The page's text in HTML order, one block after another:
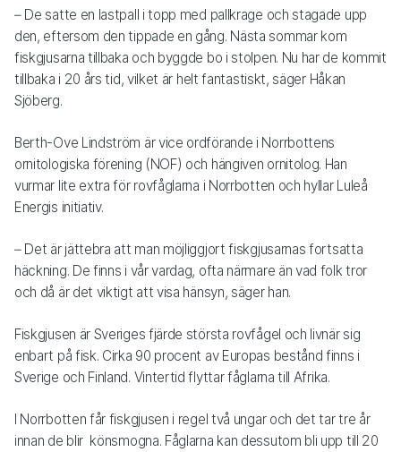
– De satte en lastpall i topp med pallkrage och stagade upp
den, eftersom den tippade en gång. Nästa sommar kom
fiskgjusarna tillbaka och byggde bo i stolpen. Nu har de kommit
tillbaka i 20 års tid, vilket är helt fantastiskt, säger Håkan
Sjöberg.
Berth-Ove Lindström är vice ordförande i Norrbottens
ornitologiska förening (NOF) och hängiven ornitolog. Han
vurmar lite extra för rovfåglarna i Norrbotten och hyllar Luleå
Energis initiativ.
– Det är jättebra att man möjliggjort fiskgjusarnas fortsatta
häckning. De finns i vår vardag, ofta närmare än vad folk tror
och då är det viktigt att visa hänsyn, säger han.
Fiskgjusen är Sveriges fjärde största rovfågel och livnär sig
enbart på fisk. Cirka 90 procent av Europas bestånd finns i
Sverige och Finland. Vintertid flyttar fåglarna till Afrika.
I Norrbotten får fiskgjusen i regel två ungar och det tar tre år
innan de blir könsmogna. Fåglarna kan dessutom bli upp till 20